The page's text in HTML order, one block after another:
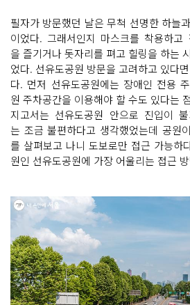
필자가 방문했던 날은 무척 선명한 하늘
이었다. 그래서인지 마스크를 착용하
을 즐기거나 돗자리를 펴고 힐링을 하는
었다. 선유도공원 방문을 고려하고 있다
다. 먼저 선유도공원에는 장애인 전용
원 주차공간을 이용해야 할 수도 있다는
지고서는 선유도공원 안으로 진입이
는 조금 불편하다고 생각했었는데 공원
를 살펴보고 나니 도보로만 접근 가능하
원인 선유도공원에 가장 어울리는 접근